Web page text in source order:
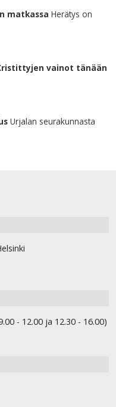
matkassa Herätys on
vainot tänään
Urjalan seurakunnasta
- 12.00 ja 12.30 - 16.00)